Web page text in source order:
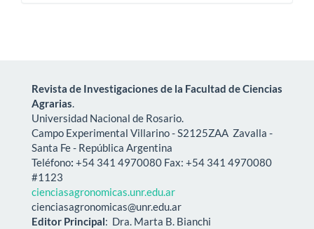
Revista de Investigaciones de la Facultad de Ciencias
Agrarias.
Universidad Nacional de Rosario.
Campo Experimental Villarino -S2125ZAA Zavalla -
Santa Fe - República Argentina
Teléfono: +54 341 4970080 Fax: +54 341 4970080
#1123
cienciasagronomicas.unr.edu.ar
cienciasagronomicas@unr.edu.ar
Editor Principal: Dra. Marta B. Bianchi